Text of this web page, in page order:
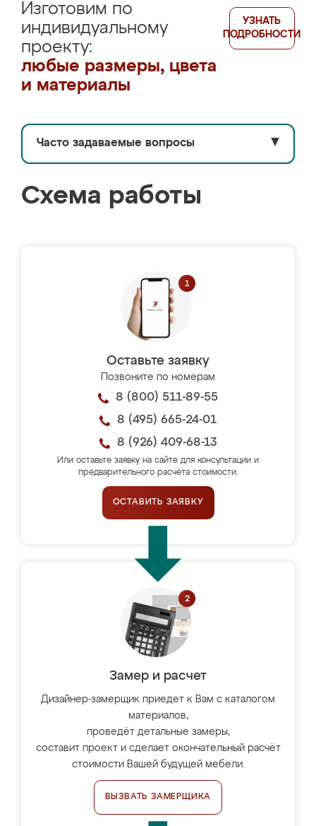
Изготовим по
индивидуальному
проекту:
любые размеры, цвета
и материалы
УЗНАТЬ
ПОДРОБНОСТИ
Часто задаваемые вопросы ▼
Схема работы
Оставьте заявку
Позвоните по номерам
8 (800) 511-89-55
8 (495) 665-24-01
8 (926) 409-68-13
Или оставьте заявку на сайте для консультации и
предварительного расчёта стоимости.
ОСТАВИТЬ ЗАЯВКУ
Замер и расчет
Дизайнер-замерщик приедет к Вам с каталогом
материалов,
проведёт детальные замеры,
составит проект и сделает окончательный расчёт
стоимости Вашей будущей мебели.
ВЫЗВАТЬ ЗАМЕРЩИКА